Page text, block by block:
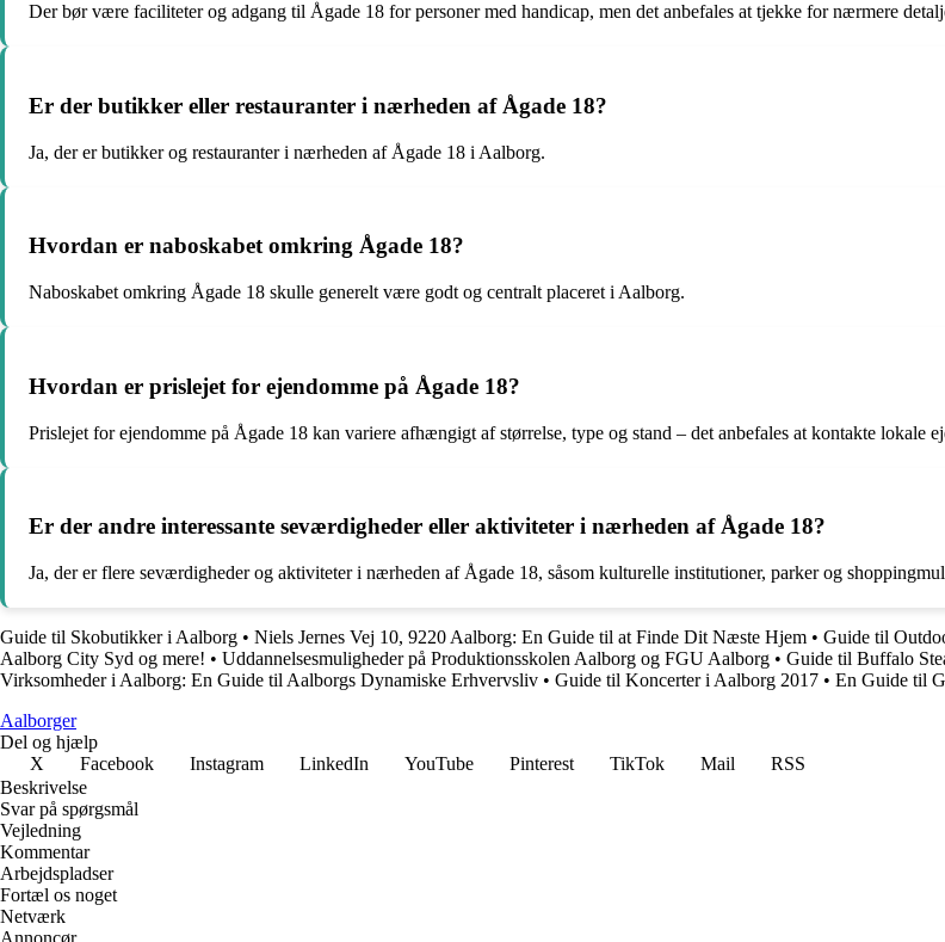
Der bør være faciliteter og adgang til Ågade 18 for personer med handicap, men det anbefales at tjekke for nærmere
Er der butikker eller restauranter i nærheden af Ågade 18?
Ja, der er butikker og restauranter i nærheden af Ågade 18 i Aalborg.
Hvordan er naboskabet omkring Ågade 18?
Naboskabet omkring Ågade 18 skulle generelt være godt og centralt placeret i Aalborg.
Hvordan er prislejet for ejendomme på Ågade 18?
Prislejet for ejendomme på Ågade 18 kan variere afhængigt af størrelse, type og stand – det anbefales at kontakte lokale
Er der andre interessante seværdigheder eller aktiviteter i nærheden af Ågade 18?
Ja, der er flere seværdigheder og aktiviteter i nærheden af Ågade 18, såsom kulturelle institutioner, parker og
Guide til Skobutikker i Aalborg • Niels Jernes Vej 10, 9220 Aalborg: En Guide til at Finde Dit Næste Hjem • Guide til
Aalborg City Syd og mere! • Uddannelsesmuligheder på Produktionsskolen Aalborg og FGU Aalborg • Guide til Buffalo
Virksomheder i Aalborg: En Guide til Aalborgs Dynamiske Erhvervsliv • Guide til Koncerter i Aalborg 2017 • En Guide til
Aalborger
Del og hjælp
X
Facebook Instagram LinkedIn YouTube Pinterest TikTok Mail
RSS
Beskrivelse
Svar på spørgsmål
Vejledning
Kommentar
Arbejdspladser
Fortæl os noget
Netværk
Annoncør